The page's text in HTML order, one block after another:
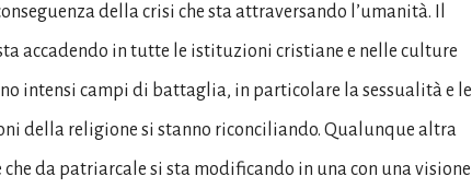
della crisi che sta attraversando l’umanità. Il
accadendo in tutte le istituzioni cristiane e nelle culture
intensi campi di battaglia, in particolare la sessualità e le
della religione si stanno riconciliando. Qualunque altra
da patriarcale si sta modificando in una con una visione